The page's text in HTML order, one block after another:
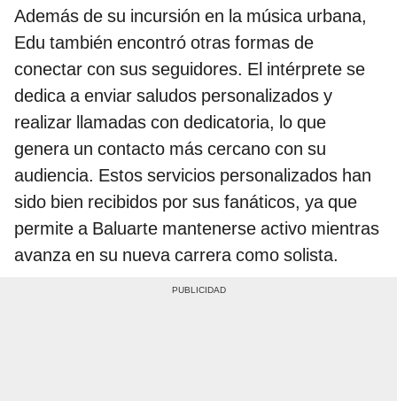
Además de su incursión en la música urbana,
Edu también encontró otras formas de
conectar con sus seguidores. El intérprete se
dedica a enviar saludos personalizados y
realizar llamadas con dedicatoria, lo que
genera un contacto más cercano con su
audiencia. Estos servicios personalizados han
sido bien recibidos por sus fanáticos, ya que
permite a Baluarte mantenerse activo mientras
avanza en su nueva carrera como solista.